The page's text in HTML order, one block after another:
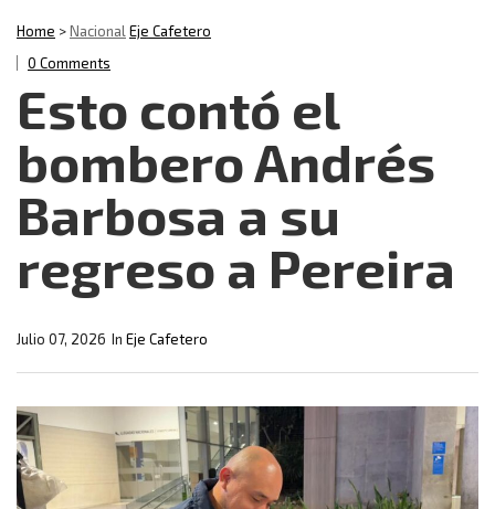
Home >NacionalEje Cafetero
0 Comments
Esto contó el
bombero Andrés
Barbosa a su
regreso a Pereira
In Eje Cafetero
Julio 07, 2026